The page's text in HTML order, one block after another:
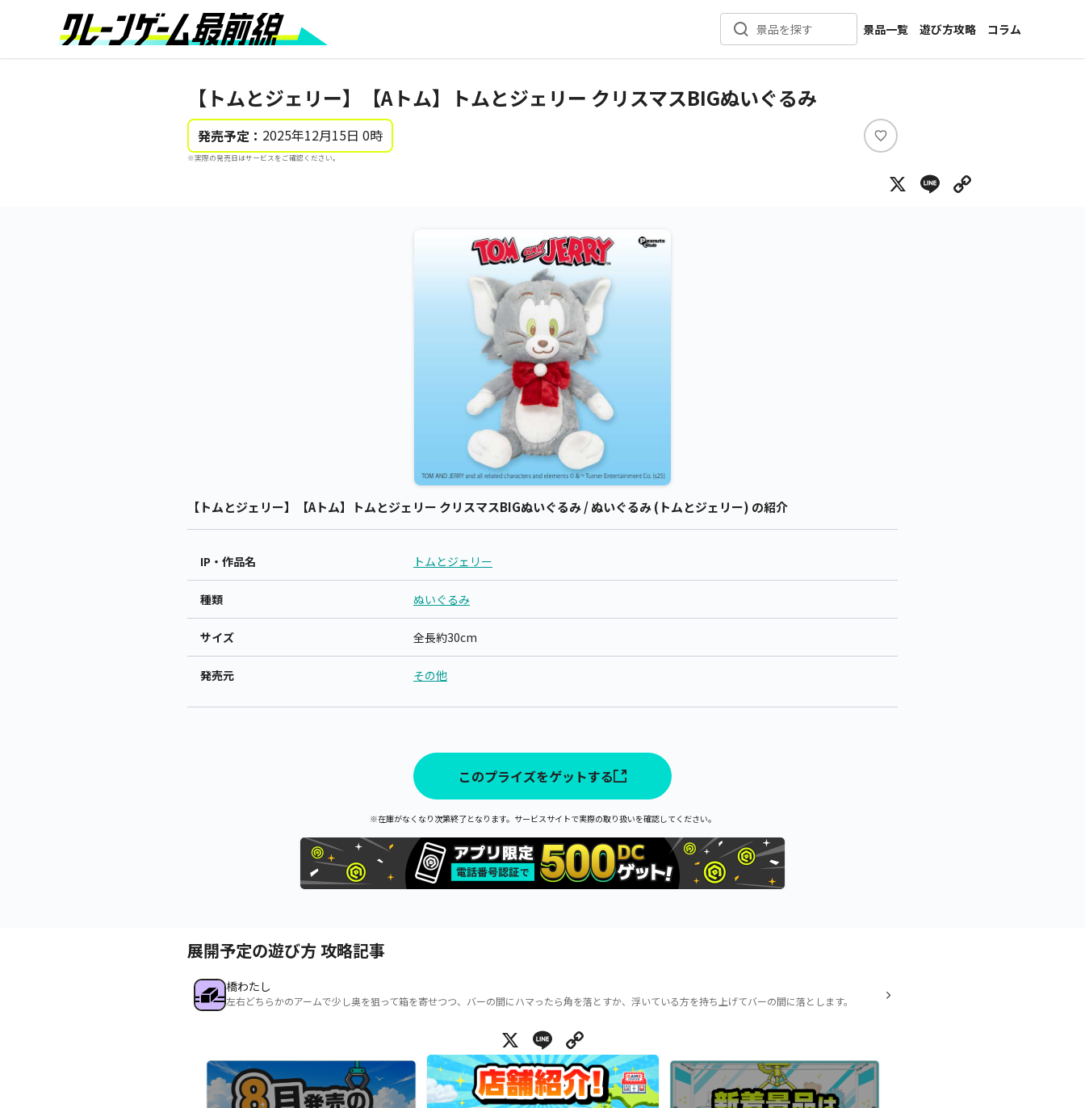
景品を探す
景品一覧
新着景品
メーカー一覧
遊び方攻略
コラム
インタビュー
【トムとジェリー】【Aトム】トムとジェリー クリスマスBIGぬいぐるみ
発売予定： 2025年12月15日 0時
※実際の発売日はサービスをご確認ください。
い
ね
X Line
【トムとジェリー】【Aトム】トムとジェリー クリスマスBIGぬいぐるみ / ぬいぐるみ (トムとジェリー) の紹介
IP・作品名 トムとジェリー
種類 ぬいぐるみ
サイズ 全長約30cm
発売元 その他
このプライズをゲットする
※在庫がなくなり次第終了となります。サービスサイトで実際の取り扱いを確認してください。
展開予定の遊び方 攻略記事
橋わたし
左右どちらかのアームで少し奥を狙って箱を寄せつつ、バーの間にハマったら角を落とすか、浮いている方を持ち上げてバーの間に落とします。
X Line